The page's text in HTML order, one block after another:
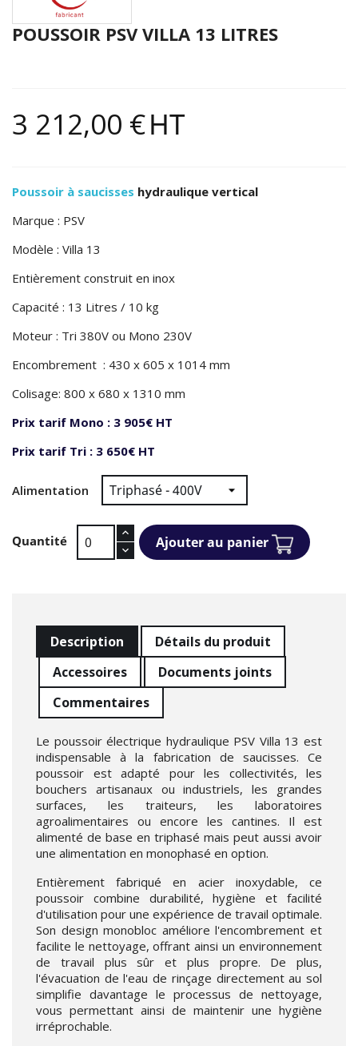
POUSSOIR PSV VILLA 13 LITRES
3 212,00 €HT
Poussoir à saucisses hydraulique vertical
Marque : PSV
Modèle : Villa 13
Entièrement construit en inox
Capacité : 13 Litres / 10 kg
Moteur : Tri 380V ou Mono 230V
Encombrement : 430 x 605 x 1014 mm
Colisage: 800 x 680 x 1310 mm
Prix tarif Mono : 3 905€ HT
Prix tarif Tri : 3 650€ HT
Alimentation
Quantité Ajouter au panier
Description
Détails du produit
Accessoires
Documents joints
Commentaires
Le poussoir électrique hydraulique PSV Villa 13 est
indispensable à la fabrication de saucisses. Ce
poussoir est adapté pour les collectivités, les
bouchers artisanaux ou industriels, les grandes
surfaces, les traiteurs, les laboratoires
agroalimentaires ou encore les cantines. Il est
alimenté de base en triphasé mais peut aussi avoir
une alimentation en monophasé en option.
Entièrement fabriqué en acier inoxydable, ce
poussoir combine durabilité, hygiène et facilité
d'utilisation pour une expérience de travail optimale.
Son design monobloc améliore l'encombrement et
facilite le nettoyage, offrant ainsi un environnement
de travail plus sûr et plus propre. De plus,
l'évacuation de l'eau de rinçage directement au sol
simplifie davantage le processus de nettoyage,
vous permettant ainsi de maintenir une hygiène
irréprochable.